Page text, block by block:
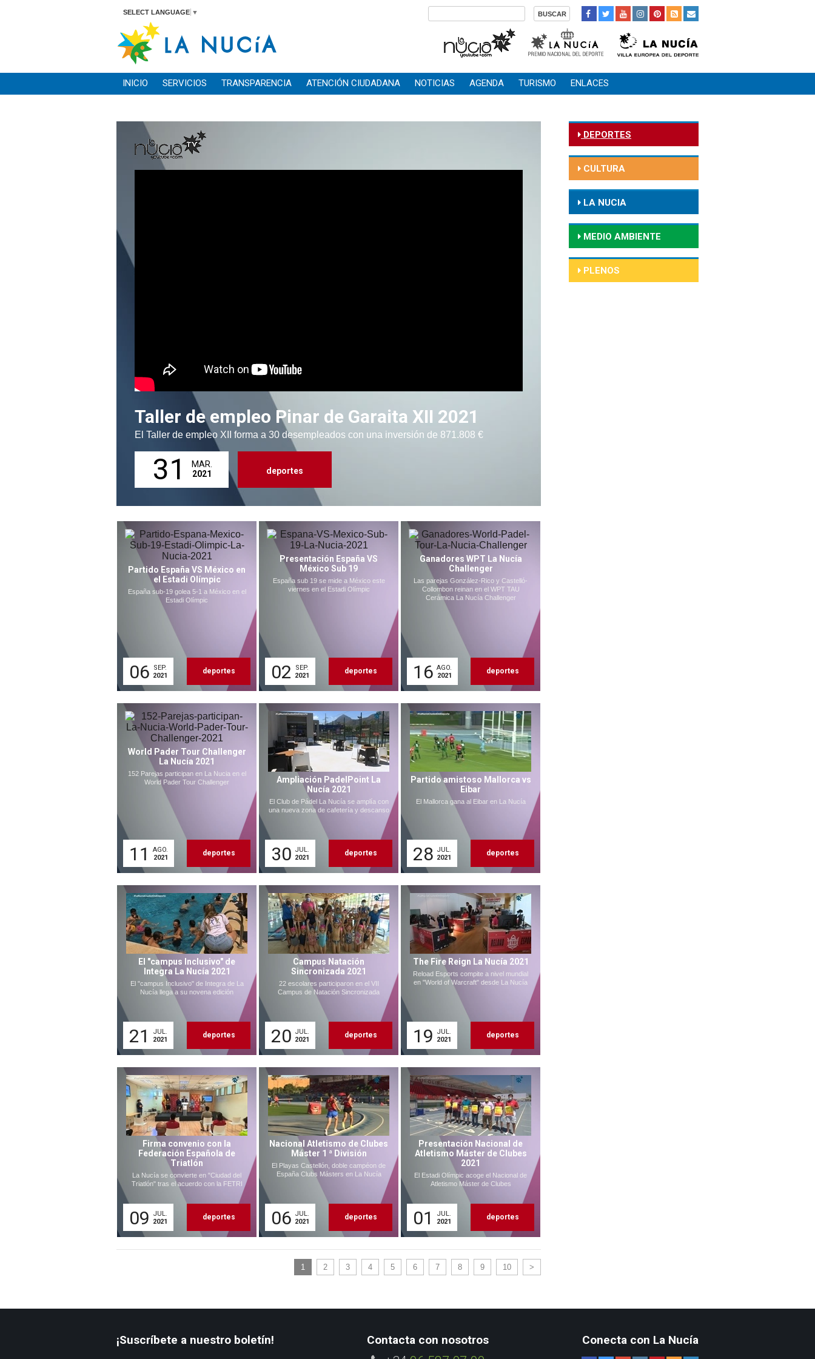
SELECT LANGUAGE ▼
INICIO SERVICIOS TRANSPARENCIA ATENCIÓN CIUDADANA NOTICIAS AGENDA TURISMO ENLACES
Taller de empleo Pinar de Garaita XII 2021
El Taller de empleo XII forma a 30 desempleados con una inversión de 871.808 €
31
MAR.
2021
deportes
Partido España VS México en
el Estadi Olímpic
España sub-19 golea 5-1 a México en el
Estadi Olímpic
06
SEP.
2021
deportes
Presentación España VS
México Sub 19
España sub 19 se mide a México este
viernes en el Estadi Olímpic
02
SEP.
2021
deportes
Ganadores WPT La Nucía
Challenger
Las parejas González-Rico y Castelló-
Collombon reinan en el WPT TAU
Cerámica La Nucía Challenger
16 AGO.
2021
deportes
World Pader Tour Challenger
La Nucía 2021
152 Parejas participan en La Nucia en el
World Pader Tour Challenger
11
AGO.
2021
deportes
Ampliación PadelPoint La
Nucía 2021
El Club de Pádel La Nucía se amplía con
una nueva zona de cafetería y descanso
30 JUL.
2021
deportes
Partido amistoso Mallorca vs
Eibar
El Mallorca gana al Eibar en La Nucía
28 JUL.
2021
deportes
El "campus Inclusivo" de
Integra La Nucía 2021
El "campus Inclusivo" de Integra de La
Nucía llega a su novena edición
21
JUL.
2021
deportes
Campus Natación
Sincronizada 2021
22 escolares participaron en el VII
Campus de Natación Sincronizada
20 JUL.
2021
deportes
The Fire Reign La Nucía 2021
Reload Esports compite a nivel mundial
en "World of Warcraft" desde La Nucía
19
JUL.
2021
deportes
Firma convenio con la
Federación Española de
Triatlón
La Nucía se convierte en "Ciudad del
Triatlón" tras el acuerdo con la FETRI
09
JUL.
2021
deportes
Nacional Atletismo de Clubes
Máster 1 ª División
El Playas Castellón, doble campéon de
España Clubs Másters en La Nucía
06 JUL.
2021
deportes
Presentación Nacional de
Atletismo Máster de Clubes
2021
El Estadi Olímpic acoge el Nacional de
Atletismo Máster de Clubes
01
JUL.
2021
deportes
1 2 3 4 5 6 7 8 9 10 >
DEPORTES
CULTURA
LA NUCIA
MEDIO AMBIENTE
PLENOS
¡Suscríbete a nuestro boletín! Contacta con nosotros Conecta con La Nucía